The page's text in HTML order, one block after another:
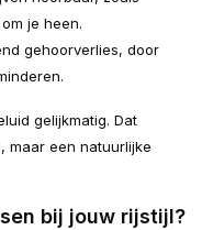
je heen.
gehoorverlies, door
gelijkmatig. Dat
maar een natuurlijke
bij jouw rijstijl?